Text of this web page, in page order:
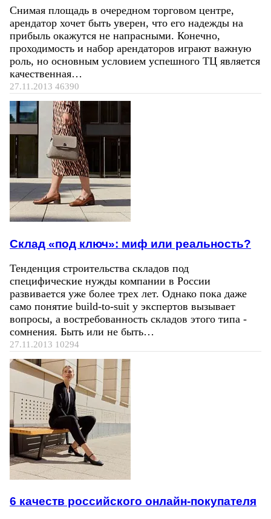
Снимая площадь в очередном торговом центре,
арендатор хочет быть уверен, что его надежды на
прибыль окажутся не напрасными. Конечно,
проходимость и набор арендаторов играют важную
роль, но основным условием успешного ТЦ является
качественная…
27.11.2013 46390
Склад «под ключ»: миф или реальность?
Тенденция строительства складов под
специфические нужды компании в России
развивается уже более трех лет. Однако пока даже
само понятие build-to-suit у экспертов вызывает
вопросы, а востребованность складов этого типа -
сомнения. Быть или не быть…
27.11.2013 10294
6 качеств российского онлайн-покупателя